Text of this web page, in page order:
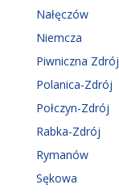
Nałęczów
Niemcza
Piwniczna Zdrój
Polanica-Zdrój
Połczyn-Zdrój
Rabka-Zdrój
Rymanów
Sękowa